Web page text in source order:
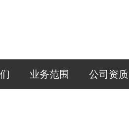
业务范围 公司资质